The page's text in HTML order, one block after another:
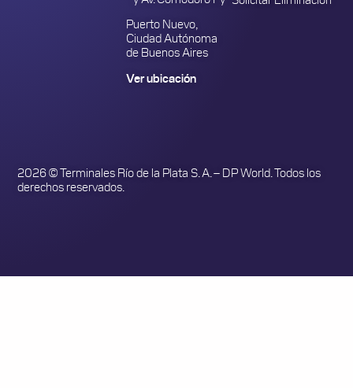
Puerto Nuevo,
Ciudad Autónoma
de Buenos Aires
Ver ubicación
2026 © Terminales Río de la Plata S. A. – DP World. Todos los
derechos reservados.